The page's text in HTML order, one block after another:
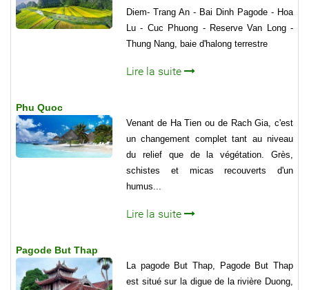
Diem- Trang An - Bai Dinh Pagode - Hoa
Lu - Cuc Phuong - Reserve Van Long -
Thung Nang, baie d'halong terrestre
Lire la suite
Phu Quoc
Venant de Ha Tien ou de Rach Gia, c'est
un changement complet tant au niveau
du relief que de la végétation. Grès,
schistes et micas recouverts d'un
humus...
Lire la suite
Pagode But Thap
La pagode But Thap, Pagode But Thap
est situé sur la digue de la rivière Duong,